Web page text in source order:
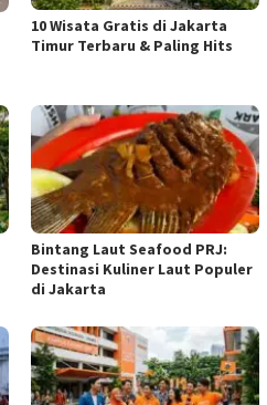
10 Wisata Gratis di Jakarta
Timur Terbaru & Paling Hits
Bintang Laut Seafood PRJ:
Destinasi Kuliner Laut Populer
di Jakarta